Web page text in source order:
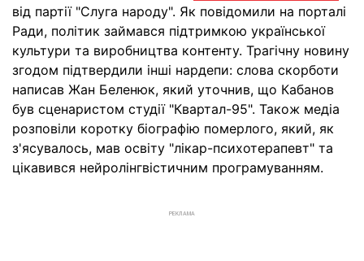
від партії "Слуга народу". Як повідомили на порталі
Ради, політик займався підтримкою української
культури та виробництва контенту. Трагічну новину
згодом підтвердили інші нардепи: слова скорботи
написав Жан Беленюк, який уточнив, що Кабанов
був сценаристом студії "Квартал-95". Також медіа
розповіли коротку біографію померлого, який, як
з'ясувалось, мав освіту "лікар-психотерапевт" та
цікавився нейролінгвістичним програмуванням.
РЕКЛАМА